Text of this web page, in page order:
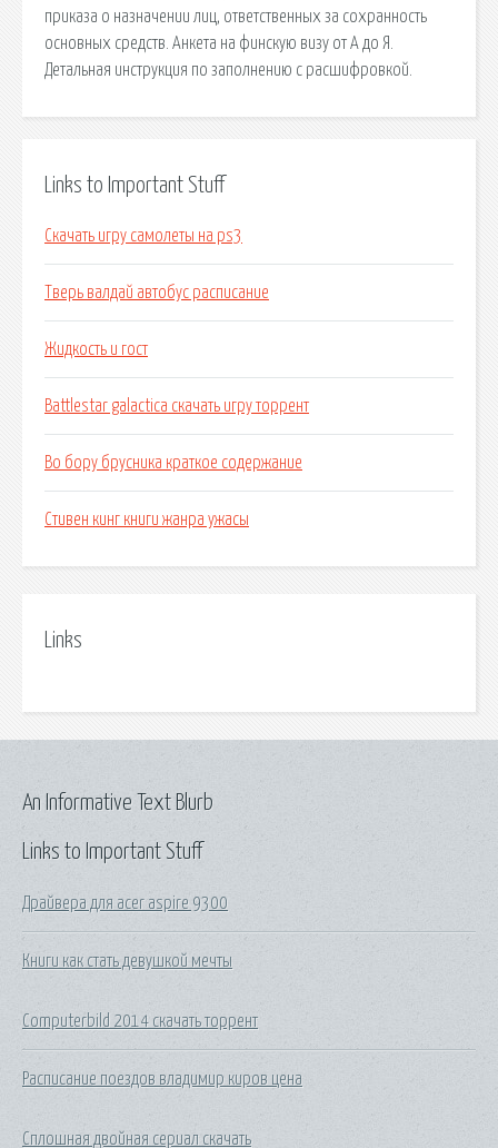
приказа о назначении лиц, ответственных за сохранность
основных средств. Анкета на финскую визу от А до Я.
Детальная инструкция по заполнению с расшифровкой.
Links to Important Stuff
Скачать игру самолеты на ps3
Тверь валдай автобус расписание
Жидкость и гост
Battlestar galactica скачать игру торрент
Во бору брусника краткое содержание
Стивен кинг книги жанра ужасы
Links
Links to Important Stuff
Драйвера для acer aspire 9300
Книги как стать девушкой мечты
Computerbild 2014 скачать торрент
Расписание поездов владимир киров цена
Сплошная двойная сериал скачать
An Informative Text Blurb